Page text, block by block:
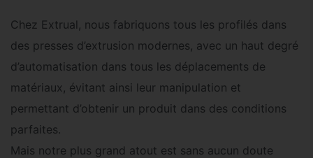
Chez Extrual , nous fabriquons tous les profilés dans
des presses d’extrusion modernes, avec un haut degré
d’automatisation dans tous les déplacements de
matériaux, évitant ainsi leur manipulation et
permettant d’obtenir un produit dans des conditions
parfaites.
Mais notre plus grand atout est sans aucun doute